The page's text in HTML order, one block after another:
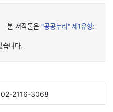
본 저작물은 "공공누리"제1유형:
습니다.
02-2116-3068